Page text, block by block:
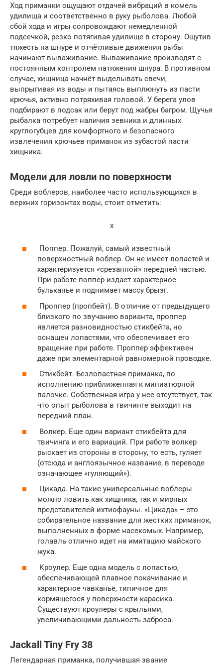
Ход приманки ощущают отдачей вибраций в комель
удилища и соответственно в руку рыболова. Любой
сбой хода и игры сопровождают немедленной
подсечкой, резко потягивая удилище в сторону. Ощутив
тяжесть на шнуре и отчётливые движения рыбы
начинают вываживание. Вываживание производят с
постоянным контролем натяжения шнура. В противном
случае, хищница начнёт выделывать свечи,
выпрыгивая из воды и пытаясь выплюнуть из пасти
крючья, активно потряхивая головой. У берега улов
подбирают в подсак или берут под жабры багром. Щучья
рыбалка потребует наличия зевника и длинных
круглогубцев для комфортного и безопасного
извлечения крючьев приманок из зубастой пасти
хищника.
Модели для ловли по поверхности
Среди воблеров, наиболее часто использующихся в
верхних горизонтах воды, стоит отметить:
x
Поппер. Пожалуй, самый известный
поверхностный воблер. Он не имеет лопастей и
характеризуется «срезанной» передней частью.
При работе поппер издает характерное
бульканье и поднимает массу брызг.
Проппер (пропбейт). В отличие от предыдущего
близкого по звучанию варианта, проппер
является разновидностью стикбейта, но
оснащен лопастями, что обеспечивает его
вращение при работе. Проппер эффективен
даже при элементарной равномерной проводке.
Стикбейт. Безлопастная приманка, по
исполнению приближенная к миниатюрной
палочке. Собственная игра у нее отсутствует, так
что опыт рыболова в твичинге выходит на
передний план.
Волкер. Еще один вариант стикбейта для
твичинга и его вариаций. При работе волкер
рыскает из стороны в сторону, то есть, гуляет
(отсюда и англоязычное название, в переводе
означающее «гуляющий»).
Цикада. На такие универсальные воблеры
можно ловить как хищника, так и мирных
представителей ихтиофауны. «Цикада» – это
собирательное название для жестких приманок,
выполненных в форме насекомых. Например,
голавль отлично идет на имитацию майского
жука.
Кроулер. Еще одна модель с лопастью,
обеспечивающей плавное покачивание и
характерное чавканье, типичное для
кормящегося у поверхности карасика.
Существуют кроулеры с крыльями,
увеличивающими дальность заброса.
Jackall Tiny Fry 38
Легендарная приманка, получившая звание